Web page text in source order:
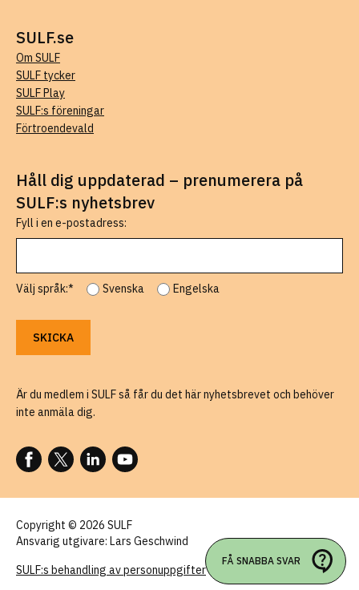
SULF.se
Om SULF
SULF tycker
SULF Play
SULF:s föreningar
Förtroendevald
Håll dig uppdaterad – prenumerera på
SULF:s nyhetsbrev
Fyll i en e-postadress:
Välj språk:* Svenska Engelska
Är du medlem i SULF så får du det här nyhetsbrevet och behöver
inte anmäla dig.
FÖLJ OSS PÅ FACEBOOK
FÖLJ OSS PÅ X
FÖLJ OSS PÅ LINKEDIN
FÖLJ OSS PÅ YOUTUBE
Copyright © 2026 SULF
Ansvarig utgivare: Lars Geschwind
SULF:s behandling av personuppgifter
FÅ SNABBA SVAR